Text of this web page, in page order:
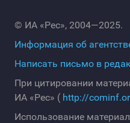
© ИА «Рес», 2004—2025.
Информация об
Написать письмо в
При цитировании
ИА «Рес» ( http://
Использование